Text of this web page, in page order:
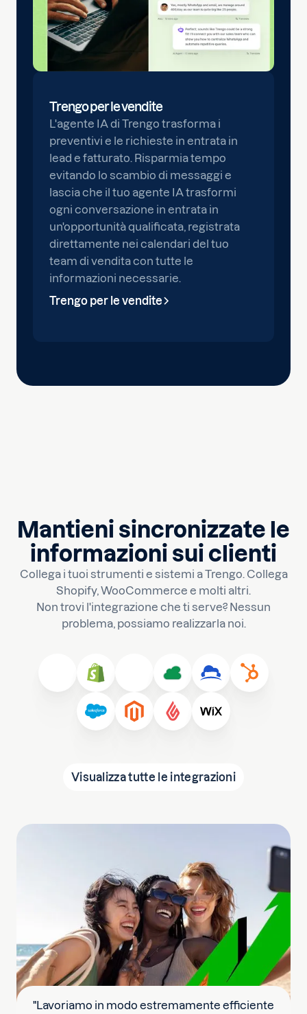
Trengo per le vendite
L'agente IA di Trengo trasforma i
preventivi e le richieste in entrata in
lead e fatturato. Risparmia tempo
evitando lo scambio di messaggi e
lascia che il tuo agente IA trasformi
ogni conversazione in entrata in
un'opportunità qualificata, registrata
direttamente nei calendari del tuo
team di vendita con tutte le
informazioni necessarie.
Trengo per le vendite
Mantieni sincronizzate le
informazioni sui clienti
Collega i tuoi strumenti e sistemi a Trengo. Collega
Shopify, WooCommerce e molti altri.
Non trovi l'integrazione che ti serve? Nessun
problema, possiamo realizzarla noi.
Visualizza tutte le integrazioni
"Lavoriamo in modo estremamente efficiente